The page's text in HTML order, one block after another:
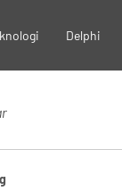
Delphi